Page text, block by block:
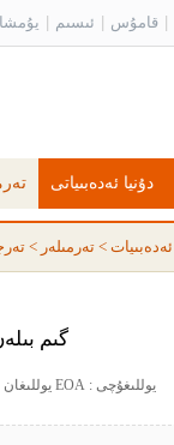
قامۇس ئىسىم
دۇنيا ئەدەبىياتى
ئەدەبىيات > تەرمىلەر >
گىم
يوللىغۇچى : EOA يوللىغان ۋاقىت : 2010-02-12 20:49:15